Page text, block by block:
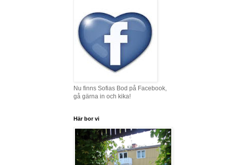
Nu finns Sofias Bod på Facebook,
gå gärna in och kika!
Här bor vi